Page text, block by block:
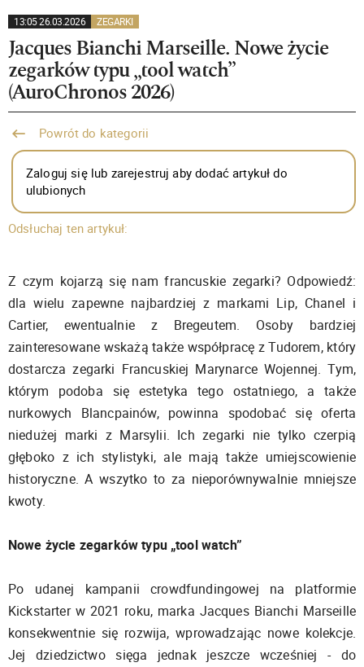
13:05 26.03.2026 ZEGARKI
Jacques Bianchi Marseille. Nowe życie
zegarków typu „tool watch”
(AuroChronos 2026)
Powrót do kategorii
Zaloguj się lub zarejestruj aby dodać artykuł do
ulubionych
Odsłuchaj ten artykuł:
Z czym kojarzą się nam francuskie zegarki? Odpowiedź:
dla wielu zapewne najbardziej z markami Lip, Chanel i
Cartier, ewentualnie z Bregeutem. Osoby bardziej
zainteresowane wskażą także współpracę z Tudorem, który
dostarcza zegarki Francuskiej Marynarce Wojennej. Tym,
którym podoba się estetyka tego ostatniego, a także
nurkowych Blancpainów, powinna spodobać się oferta
niedużej marki z Marsylii. Ich zegarki nie tylko czerpią
głęboko z ich stylistyki, ale mają także umiejscowienie
historyczne. A wszytko to za nieporównywalnie mniejsze
kwoty.
Nowe życie zegarków typu „tool watch”
Po udanej kampanii crowdfundingowej na platformie
Kickstarter w 2021 roku, marka Jacques Bianchi Marseille
konsekwentnie się rozwija, wprowadzając nowe kolekcje.
Jej dziedzictwo sięga jednak jeszcze wcześniej - do